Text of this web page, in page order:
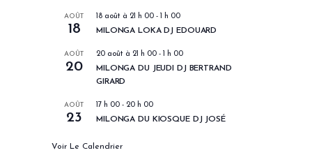
AOÛT
18
18 août à 21 h 00 - 1 h 00
MILONGA LOKA DJ EDOUARD
AOÛT
20
20 août à 21 h 00 - 1 h 00
MILONGA DU JEUDI DJ BERTRAND
GIRARD
AOÛT
23
17 h 00 - 20 h 00
MILONGA DU KIOSQUE DJ JOSÉ
Voir Le Calendrier